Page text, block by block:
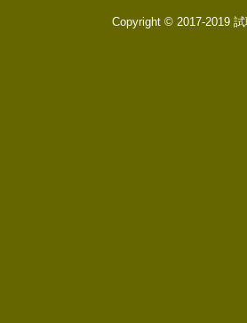
Copyright © 2017-2019